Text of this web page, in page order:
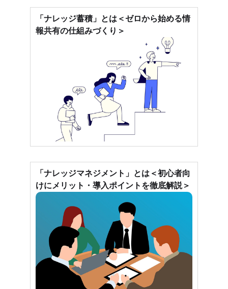
「ナレッジ蓄積」とは＜ゼロから始める情
報共有の仕組みづくり＞
「ナレッジマネジメント」とは＜初心者向
けにメリット・導入ポイントを徹底解説＞